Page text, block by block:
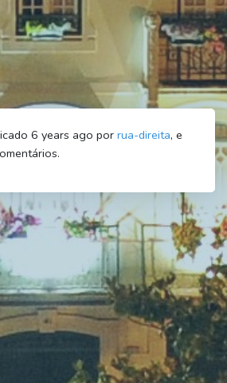
6 years ago por rua-direita, e